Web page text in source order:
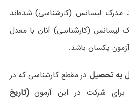
مدرک لیسانس (کارشناسی) شده‌اند
لیسانس (کارشناسی) آنان با معدل
یکسان باشد.
به تحصیل در مقطع کارشناسی که در
شرکت در این آزمون(تاریخ